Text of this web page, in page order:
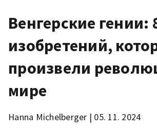
Венгерские гении:
изобретений,
произвели
мире
Hanna Michelberger | 05. 11. 2024